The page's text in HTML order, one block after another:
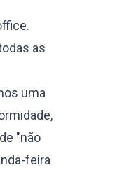
as
uma
"não
feira